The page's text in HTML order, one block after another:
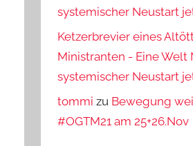
systemischer Neustart
Ketzerbrevier eines
Ministranten - Eine Welt
systemischer Neustart
tommi zu Bewegung
#OGTM21 am 25+26.Nov